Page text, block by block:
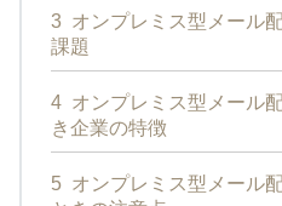
3 オンプレミス型メール
課題
4 オンプレミス型メール
き企業の特徴
5 オンプレミス型メール